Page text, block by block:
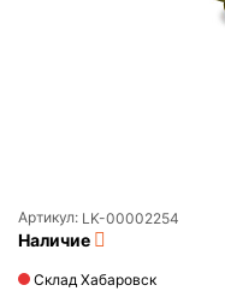
Артикул: LK-00002254
Наличие
Склад Хабаровск